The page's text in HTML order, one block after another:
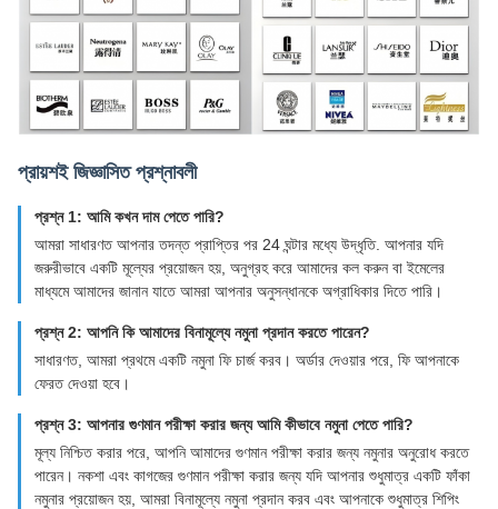
প্রায়শই জিজ্ঞাসিত প্রশ্নাবলী
প্রশ্ন 1: আমি কখন দাম পেতে পারি?
আমরা সাধারণত আপনার তদন্ত প্রাপ্তির পর 24 ঘন্টার মধ্যে উদ্ধৃতি. আপনার যদি
জরুরীভাবে একটি মূল্যের প্রয়োজন হয়, অনুগ্রহ করে আমাদের কল করুন বা ইমেলের
মাধ্যমে আমাদের জানান যাতে আমরা আপনার অনুসন্ধানকে অগ্রাধিকার দিতে পারি।
প্রশ্ন 2: আপনি কি আমাদের বিনামূল্যে নমুনা প্রদান করতে পারেন?
সাধারণত, আমরা প্রথমে একটি নমুনা ফি চার্জ করব। অর্ডার দেওয়ার পরে, ফি আপনাকে
ফেরত দেওয়া হবে।
প্রশ্ন 3: আপনার গুণমান পরীক্ষা করার জন্য আমি কীভাবে নমুনা পেতে পারি?
মূল্য নিশ্চিত করার পরে, আপনি আমাদের গুণমান পরীক্ষা করার জন্য নমুনার অনুরোধ করতে
পারেন। নকশা এবং কাগজের গুণমান পরীক্ষা করার জন্য যদি আপনার শুধুমাত্র একটি ফাঁকা
নমুনার প্রয়োজন হয়, আমরা বিনামূল্যে নমুনা প্রদান করব এবং আপনাকে শুধুমাত্র শিপিং